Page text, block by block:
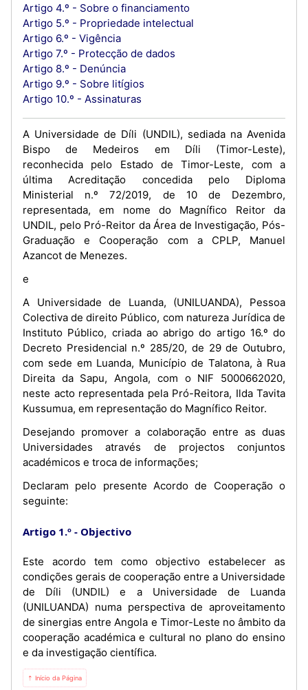
Artigo 4.º - Sobre o financiamento
Artigo 5.º - Propriedade intelectual
Artigo 6.º - Vigência
Artigo 7.º - Protecção de dados
Artigo 8.º - Denúncia
Artigo 9.º - Sobre litígios
Artigo 10.º - Assinaturas
A Universidade de Díli (UNDIL), sediada na Avenida
Bispo de Medeiros em Díli (Timor-Leste),
reconhecida pelo Estado de Timor-Leste, com a
última Acreditação concedida pelo Diploma
Ministerial n.º 72/2019, de 10 de Dezembro,
representada, em nome do Magnífico Reitor da
UNDIL, pelo Pró-Reitor da Área de Investigação, Pós-
Graduação e Cooperação com a CPLP, Manuel
Azancot de Menezes.
e
A Universidade de Luanda, (UNILUANDA), Pessoa
Colectiva de direito Público, com natureza Jurídica de
Instituto Público, criada ao abrigo do artigo 16.º do
Decreto Presidencial n.º 285/20, de 29 de Outubro,
com sede em Luanda, Município de Talatona, à Rua
Direita da Sapu, Angola, com o NIF 5000662020,
neste acto representada pela Pró-Reitora, Ilda Tavita
Kussumua, em representação do Magnífico Reitor.
Desejando promover a colaboração entre as duas
Universidades através de projectos conjuntos
académicos e troca de informações;
Declaram pelo presente Acordo de Cooperação o
seguinte:
Artigo 1.º Objectivo
Este acordo tem como objectivo estabelecer as
condições gerais de cooperação entre a Universidade
de Díli (UNDIL) e a Universidade de Luanda
(UNILUANDA) numa perspectiva de aproveitamento
de sinergias entre Angola e Timor-Leste no âmbito da
cooperação académica e cultural no plano do ensino
e da investigação científica.
⇡ Início da Página